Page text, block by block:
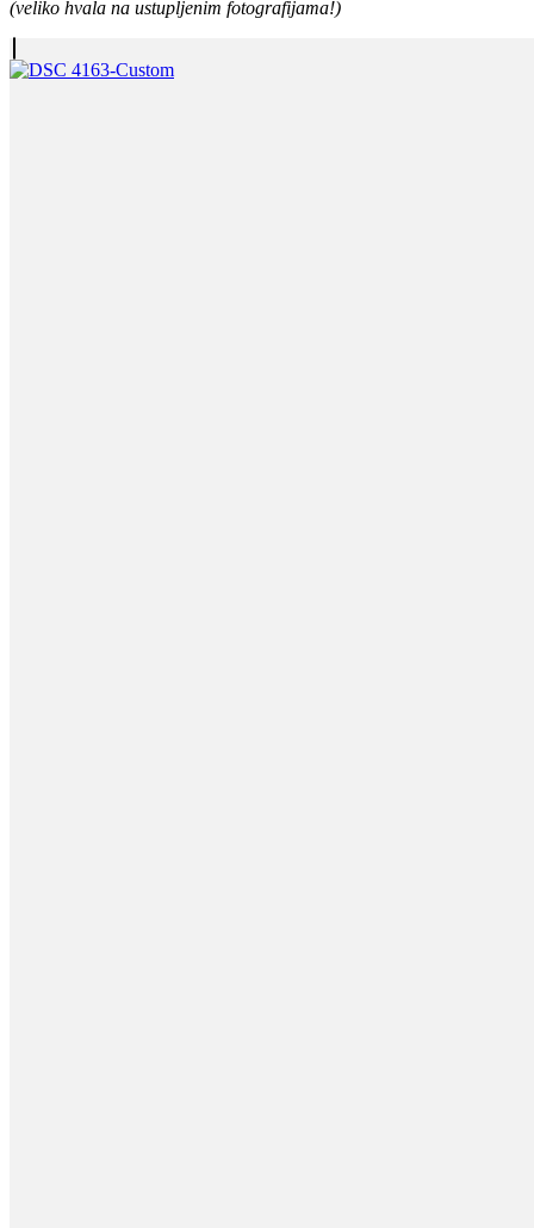
(veliko hvala na ustupljenim fotografijama!)